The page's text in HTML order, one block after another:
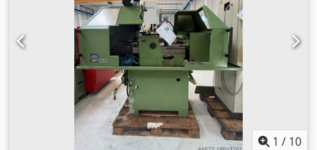
data og produktionsåret, for fuldstændigheden af tilbehør
og værktøjsudstyr samt for overholdelsen af alle
sikkerheds- og miljøkrav, som er nævnt i forskrifterne om
forebyggelse af ulykker. Intet salg til private. Salg kun
inden for Europa, inkl. Tyrkiet. Pris uden emballage;
leveringsbetingelse: FCA (maskinens placering). =====
Tekniske data findes i det vedlagte dokument. Tysk tekst er
det primære sprog. Ingen garanti eller reklamationsret,
herunder fuldstændighed af værktøj og tilbehør samt
miljø- og sikkerhedsforskrifter. Intet salg til private.
1 / 10